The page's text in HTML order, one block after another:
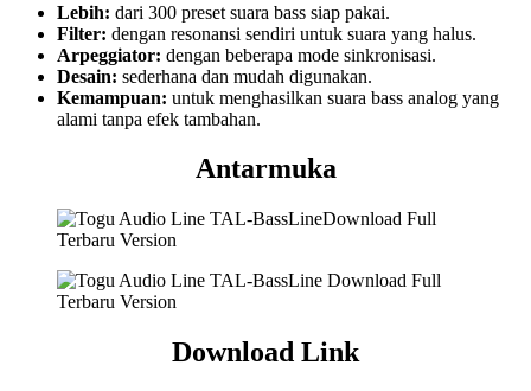
Lebih: dari 300 preset suara bass siap pakai.
Filter: dengan resonansi sendiri untuk suara yang halus.
Arpeggiator: dengan beberapa mode sinkronisasi.
Desain: sederhana dan mudah digunakan.
Kemampuan: untuk menghasilkan suara bass analog yang
alami tanpa efek tambahan.
Antarmuka
Download Link